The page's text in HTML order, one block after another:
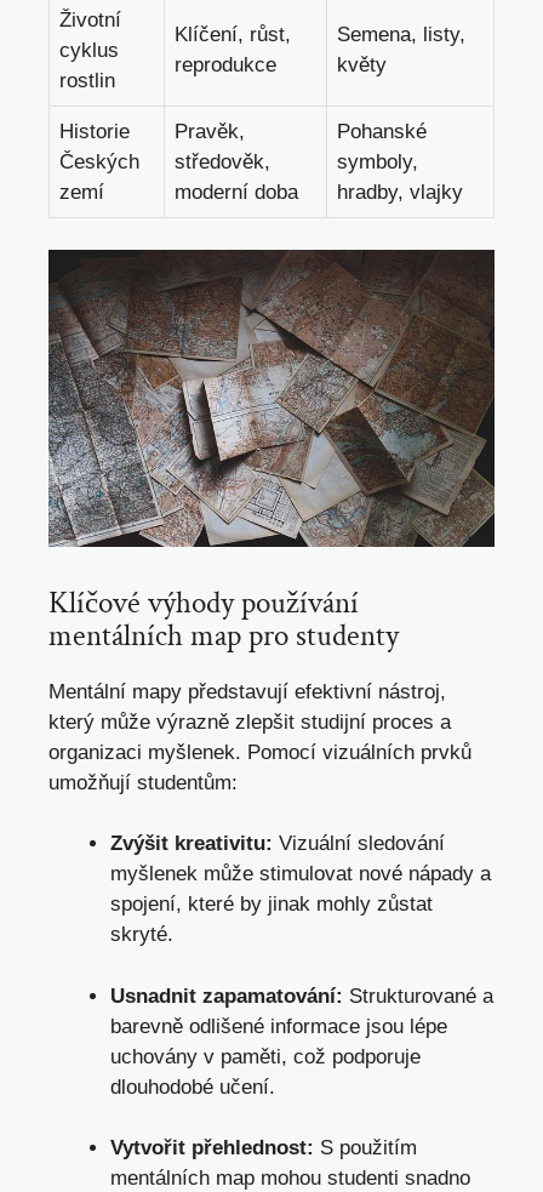
Životní
cyklus
rostlin
Klíčení, růst,
reprodukce
Semena, listy,
květy
Historie
Českých
zemí
Pravěk,
středověk,
moderní doba
Pohanské
symboly,
hradby, vlajky
Klíčové výhody používání
mentálních map pro studenty
Mentální mapy představují efektivní nástroj,
který může výrazně zlepšit studijní proces a
organizaci myšlenek. Pomocí vizuálních prvků
umožňují studentům:
Zvýšit kreativitu: Vizuální sledování
myšlenek může stimulovat nové nápady a
spojení, které by jinak mohly zůstat
skryté.
Usnadnit zapamatování: Strukturované a
barevně odlišené informace jsou lépe
uchovány v paměti, což podporuje
dlouhodobé učení.
Vytvořit přehlednost: S použitím
mentálních map mohou studenti snadno